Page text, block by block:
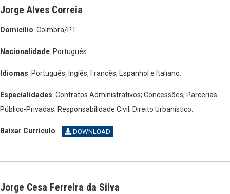
Jorge Alves Correia
Domicílio: Coimbra/PT
Nacionalidade: Português
Idiomas: Português, Inglês, Francês, Espanhol e Italiano.
Especialidades: Contratos Administrativos; Concessões; Parcerias
Público-Privadas; Responsabilidade Civil; Direito Urbanístico.
Baixar Currículo: DOWNLOAD
Jorge Cesa Ferreira da Silva